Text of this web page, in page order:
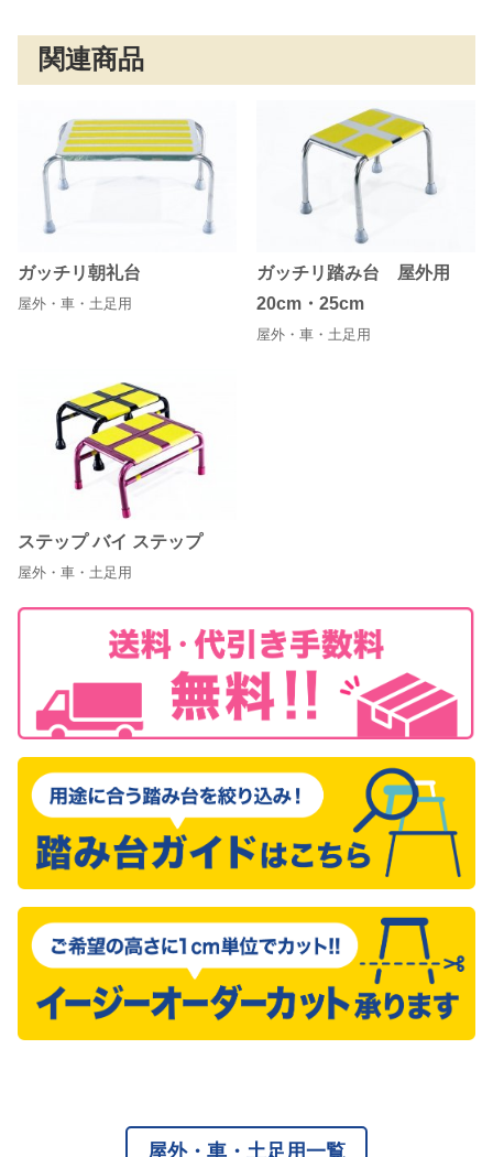
関連商品
ガッチリ朝礼台
屋外・車・土足用
ガッチリ踏み台 屋外用
20cm・25cm
屋外・車・土足用
ステップ バイ ステップ
屋外・車・土足用
屋外・車・土足用一覧